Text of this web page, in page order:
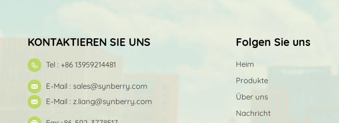
KONTAKTIEREN SIE UNS
Tel : +86 13959214481
E-Mail : sales@synberry.com
E-Mail : z.liang@synberry.com
Folgen Sie uns
Heim
Produkte
Über uns
Nachricht